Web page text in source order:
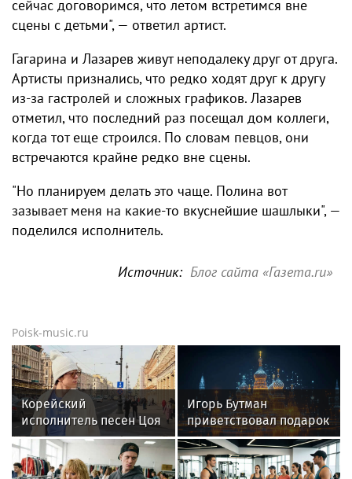
сейчас договоримся, что летом встретимся вне
сцены с детьми", — ответил артист.
Гагарина и Лазарев живут неподалеку друг от друга.
Артисты признались, что редко ходят друг к другу
из-за гастролей и сложных графиков. Лазарев
отметил, что последний раз посещал дом коллеги,
когда тот еще строился. По словам певцов, они
встречаются крайне редко вне сцены.
"Но планируем делать это чаще. Полина вот
зазывает меня на какие-то вкуснейшие шашлыки", —
поделился исполнитель.
Источник: Блог сайта «Газета.ru»
Poisk-music.ru
Корейский
исполнитель песен Цоя
Сон Вон Соп захотел
пожить в Нижнем
Новгороде
Игорь Бутман
приветствовал подарок
квартиры артистке
Долиной